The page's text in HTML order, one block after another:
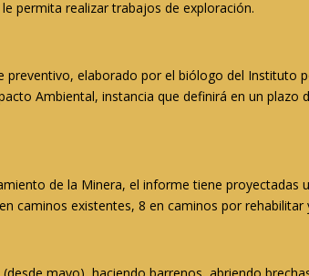
permita realizar trabajos de exploración.
elaborado por el biólogo del Instituto
Ambiental, instancia que definirá en un plazo
de la Minera, el informe tiene proyectadas
caminos existentes, 8 en caminos por rehabilitar